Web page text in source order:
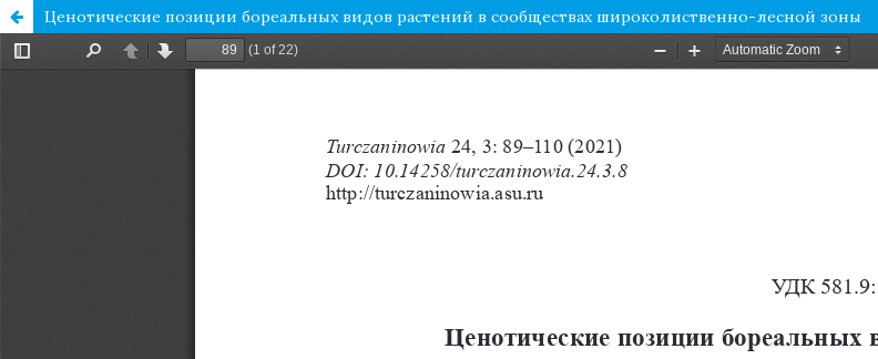
Ценотические позиции бореальных видов растений в сообществах широколиственно-лесной зоны